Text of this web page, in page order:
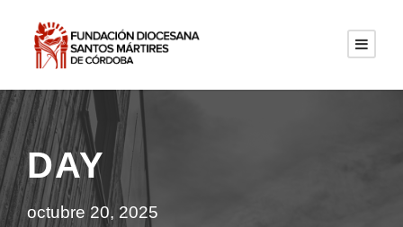
DAY
octubre 20, 2025